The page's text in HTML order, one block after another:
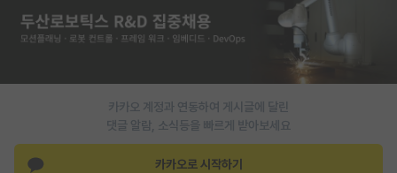
학술 정보 게시판
이벤트
카카오 계정과 연동하여 게시글에 달린
댓글 알람, 소식등을 빠르게 받아보세요
카카오로 시작하기